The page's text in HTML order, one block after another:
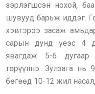
зэрлэгшсэн нохой,
шувууд барьж иддэг.
хэвтэрээ засаж
сарын дунд үеэс 4
явагдаж 5-6
төрүүлнэ. Зулзага
бөгөөд 10-12 жил